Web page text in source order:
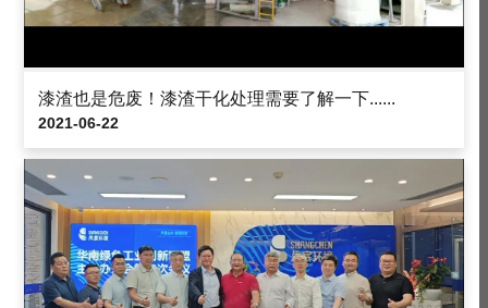
漆渣也是危废！漆渣干化处理需要了解一下......
2021-06-22